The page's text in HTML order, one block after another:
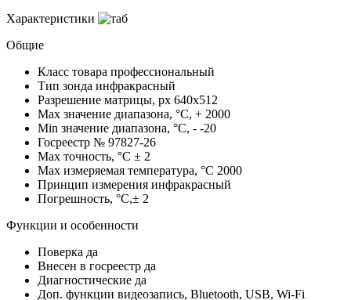
Характеристики
Общие
Класс товара профессиональный
Тип зонда инфракрасный
Разрешение матрицы, px 640x512
Max значение диапазона, °C, + 2000
Min значение диапазона, °C, - -20
Госреестр № 97827-26
Max точность, °С ± 2
Max измеряемая температура, °С 2000
Принцип измерения инфракрасный
Погрешность, °C,± 2
Функции и особенности
Поверка да
Внесен в госреестр да
Диагностические да
Доп. функции видеозапись, Bluetooth, USB, Wi-Fi